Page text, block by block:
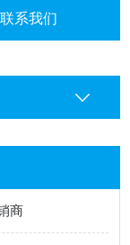
联系我们
商